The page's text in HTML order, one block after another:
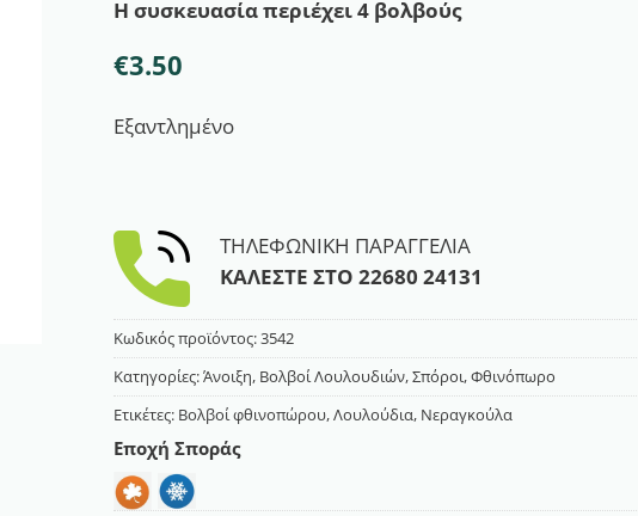
Η συσκευασία περιέχει 4 βολβούς
€3.50
Εξαντλημένο
ΤΗΛΕΦΩΝΙΚΗ ΠΑΡΑΓΓΕΛΙΑ
ΚΑΛΕΣΤΕ ΣΤΟ22680 24131
Κωδικός προϊόντος:3542
Κατηγορίες:Άνοιξη, Βολβοί Λουλουδιών,Σπόροι,Φθινόπωρο
Ετικέτες: Βολβοί φθινοπώρου,Λουλούδια, Νεραγκούλα
Εποχή Σποράς